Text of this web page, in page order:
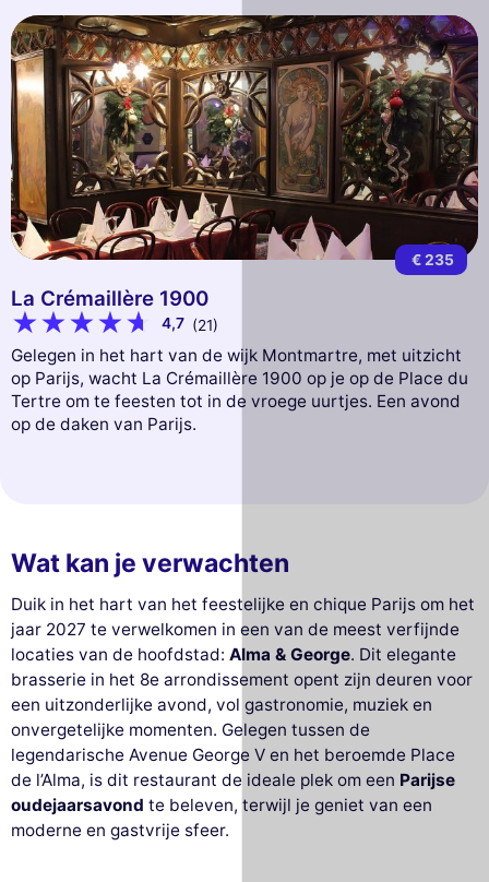
€ 235
La Crémaillère 1900
4,7 (21)
Gelegen in het hart van de wijk Montmartre, met uitzicht
op Parijs, wacht La Crémaillère 1900 op je op de Place du
Tertre om te feesten tot in de vroege uurtjes. Een avond
op de daken van Parijs.
Wat kan je verwachten
Duik in het hart van het feestelijke en chique Parijs om het
jaar 2027 te verwelkomen in een van de meest verfijnde
locaties van de hoofdstad: Alma & George. Dit elegante
brasserie in het 8e arrondissement opent zijn deuren voor
een uitzonderlijke avond, vol gastronomie, muziek en
onvergetelijke momenten. Gelegen tussen de
legendarische Avenue George V en het beroemde Place
de l’Alma, is dit restaurant de ideale plek om een Parijse
oudejaarsavond te beleven, terwijl je geniet van een
moderne en gastvrije sfeer.